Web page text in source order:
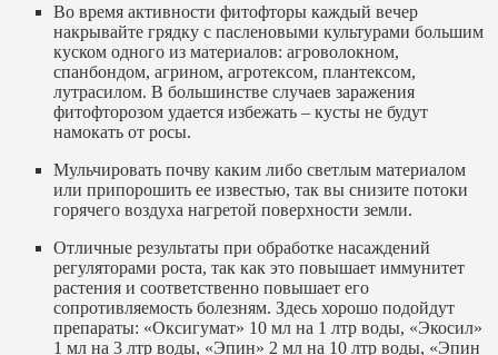
Во время активности фитофторы каждый вечер
накрывайте грядку с пасленовыми культурами большим
куском одного из материалов: агроволокном,
спанбондом, агрином, агротексом, плантексом,
лутрасилом. В большинстве случаев заражения
фитофторозом удается избежать – кусты не будут
намокать от росы.
Мульчировать почву каким либо светлым материалом
или припорошить ее известью, так вы снизите потоки
горячего воздуха нагретой поверхности земли.
Отличные результаты при обработке насаждений
регуляторами роста, так как это повышает иммунитет
растения и соответственно повышает его
сопротивляемость болезням. Здесь хорошо подойдут
препараты: «Оксигумат» 10 мл на 1 лтр воды, «Экосил»
1 мл на 3 лтр воды, «Эпин» 2 мл на 10 лтр воды, «Эпин